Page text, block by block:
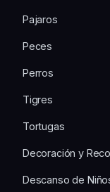
Pajaros
Peces
Perros
Tigres
Tortugas
Decoración y
Descanso de